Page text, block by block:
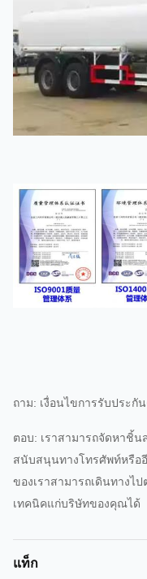
ถาม: เงื่อนไขการรับประกั
ตอบ: เราสามารถจัดหาชิ้น
สนับสนุนทางโทรศัพท์หรือ
ของเราสามารถเดินทางไ
เทคนิคแก่บริษัทของคุณได้
แท็ก